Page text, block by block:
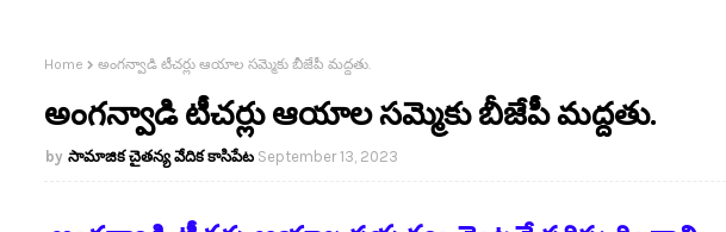
Home అంగన్వాడి టీచర్లు ఆయాల సమ్మెకు బీజేపీ మద్దతు.
అంగన్వాడి టీచర్లు ఆయాల సమ్మెకు బీజేపీ మద్దతు.
సామాజిక చైతన్య వేదిక కాసిపేట September 13, 2023